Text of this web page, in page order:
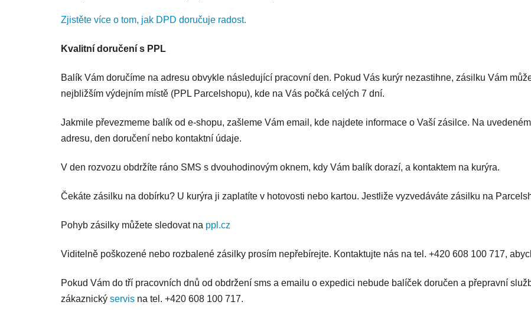
Zjistěte více o tom, jak DPD doručuje radost.
Kvalitní doručení s PPL
Balík Vám doručíme na adresu obvykle následující pracovní den. Pokud Vás kurýr nezastihne, zásilku Vám
nejbližším výdejním místě (PPL Parcelshopu), kde na Vás počká celých 7 dní.
Jakmile převezmeme balík od e-shopu, zašleme Vám email, kde najdete informace o Vaší zásilce. Na
adresu, den doručení nebo kontaktní údaje.
V den rozvozu obdržíte ráno SMS s dvouhodinovým oknem, kdy Vám balík dorazí, a kontaktem na kurýra.
Čekáte zásilku na dobírku? U kurýra ji zaplatíte v hotovosti nebo kartou. Jestliže vyzvedáváte zásilku na
Pohyb zásilky můžete sledovat na ppl.cz
Viditelně poškozené nebo rozbalené zásilky prosím nepřebírejte. Kontaktujte nás na tel. +420 608 100 717,
Pokud Vám do tří pracovních dnů od obdržení sms a emailu o expedici nebude balíček doručen a přepravní
zákaznický servis na tel. +420 608 100 717.